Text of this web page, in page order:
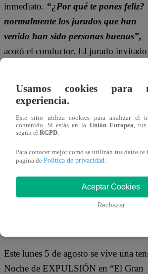
inmediato. “¿Por qué te pones feliz?
normalmente los jurados que han
venido han sido personas buenas”,
acotó el conductor. El jurado invitado
Nelly. No soy Javier, pero hay que ser
oír estas palabras, el más emocionado
Este lunes 5 de agosto se vive una
Noche de EXPULSIÓN en “El Gran
Usamos cookies para
experiencia.
Este sitio utiliza cookies para analizar el
contenido. Si estás en la Unión Europea ,
según el RGPD
Para conocer mejor como se utilizan tus datos te
pagina de Política de privacidad
Aceptar Cookies
Rechazar